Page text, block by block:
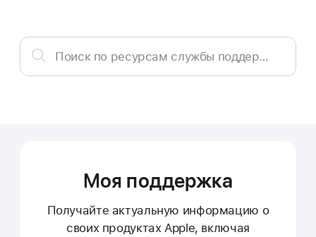
Поиск
ресурсам
Поиск по ресурсам службы поддержки
Моя поддержка
Получайте актуальную информацию о
своих продуктах Apple, включая